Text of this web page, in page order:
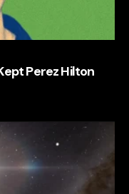
Perez Hilton